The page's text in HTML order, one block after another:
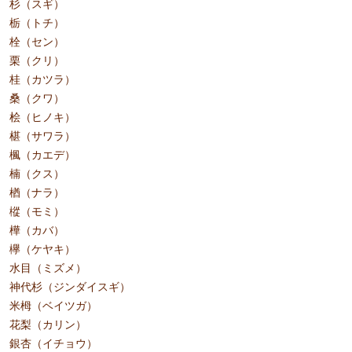
杉（スギ）
栃（トチ）
栓（セン）
栗（クリ）
桂（カツラ）
桑（クワ）
桧（ヒノキ）
椹（サワラ）
楓（カエデ）
楠（クス）
楢（ナラ）
樅（モミ）
樺（カバ）
欅（ケヤキ）
水目（ミズメ）
神代杉（ジンダイスギ）
米栂（ベイツガ）
花梨（カリン）
銀杏（イチョウ）